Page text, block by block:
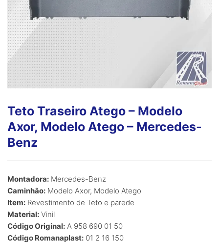
Teto Traseiro Atego – Modelo
Axor, Modelo Atego – Mercedes-
Benz
Montadora: Mercedes-Benz
Caminhão: Modelo Axor, Modelo Atego
Item: Revestimento de Teto e parede
Material: Vinil
Código Original: A 958 690 01 50
Código Romanaplast: 01 2 16 150